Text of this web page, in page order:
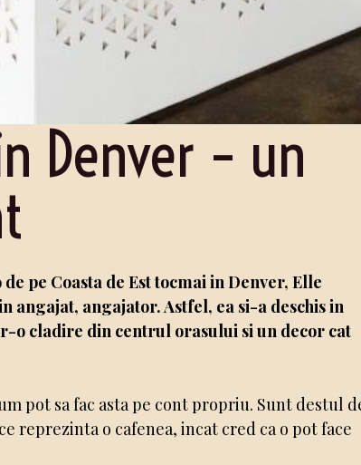
Denver – un
pe Coasta de Est tocmai in Denver, Elle
angajat, angajator. Astfel, ea si-a deschis in
o cladire din centrul orasului si un decor cat
pot sa fac asta pe cont propriu. Sunt destul
reprezinta o cafenea, incat cred ca o pot face